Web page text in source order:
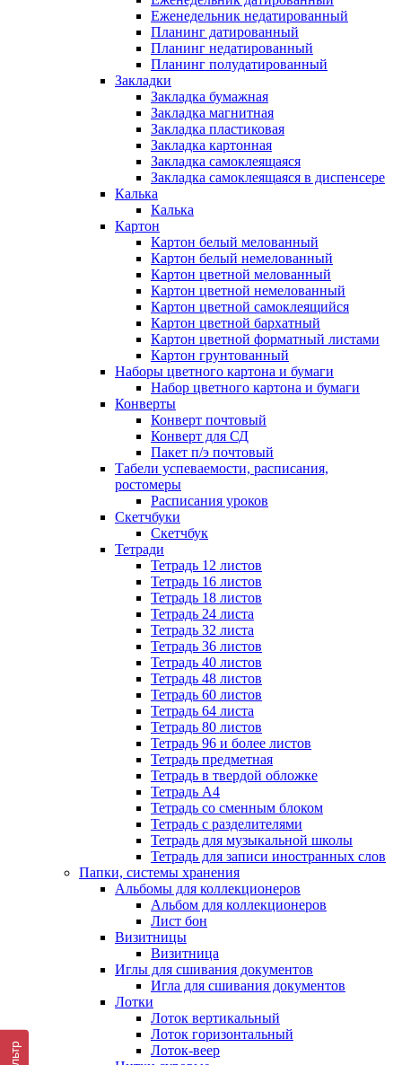
Еженедельник недатированный
Планинг датированный
Планинг недатированный
Планинг полудатированный
Закладки
Закладка бумажная
Закладка магнитная
Закладка пластиковая
Закладка картонная
Закладка самоклеящаяся
Закладка самоклеящаяся в диспенсере
Калька
Калька
Картон
Картон белый мелованный
Картон белый немелованный
Картон цветной мелованный
Картон цветной немелованный
Картон цветной самоклеящийся
Картон цветной бархатный
Картон цветной форматный листами
Картон грунтованный
Наборы цветного картона и бумаги
Набор цветного картона и бумаги
Конверты
Конверт почтовый
Конверт для СД
Пакет п/э почтовый
Табели успеваемости, расписания,
ростомеры
Расписания уроков
Скетчбуки
Скетчбук
Тетради
Тетрадь 12 листов
Тетрадь 16 листов
Тетрадь 18 листов
Тетрадь 24 листа
Тетрадь 32 листа
Тетрадь 36 листов
Тетрадь 40 листов
Тетрадь 48 листов
Тетрадь 60 листов
Тетрадь 64 листа
Тетрадь 80 листов
Тетрадь 96 и более листов
Тетрадь предметная
Тетрадь в твердой обложке
Тетрадь А4
Тетрадь со сменным блоком
Тетрадь с разделителями
Тетрадь для музыкальной школы
Тетрадь для записи иностранных слов
Папки, системы хранения
Альбомы для коллекционеров
Альбом для коллекционеров
Лист бон
Визитницы
Визитница
Иглы для сшивания документов
Игла для сшивания документов
Лотки
Лоток вертикальный
Лоток горизонтальный
Лоток-веер